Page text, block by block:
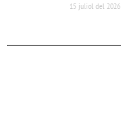
15 juliol del 2026